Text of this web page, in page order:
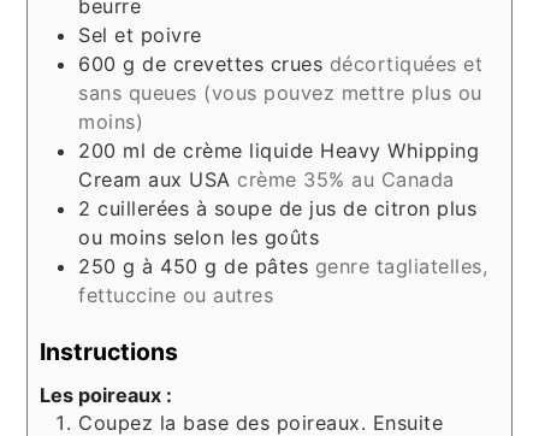
beurre
Sel et poivre
600 g de crevettes crues décortiquées et
sans queues (vous pouvez mettre plus ou
moins)
200 ml de crème liquide Heavy Whipping
Cream aux USA crème 35% au Canada
2 cuillerées à soupe de jus de citron plus
ou moins selon les goûts
250 g à 450 g de pâtes genre tagliatelles,
fettuccine ou autres
Instructions
Les poireaux :
Coupez la base des poireaux. Ensuite